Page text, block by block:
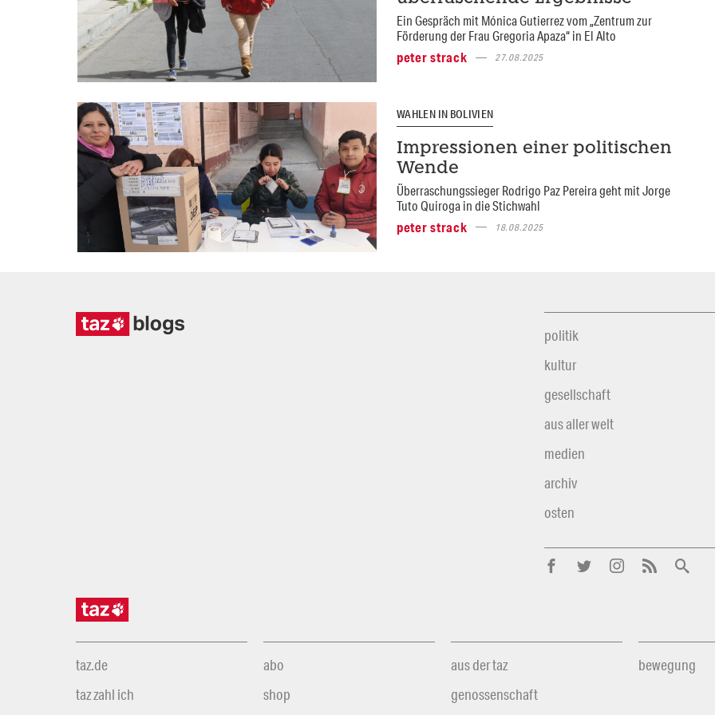
Ein Gespräch mit Mónica Gutierrez vom „Zentrum zur
Förderung der Frau Gregoria Apaza“ in El Alto
peter strack
27.08.2025
WAHLEN IN BOLIVIEN
Impressionen einer politischen
Wende
Überraschungssieger Rodrigo Paz Pereira geht mit Jorge
Tuto Quiroga in die Stichwahl
peter strack
18.08.2025
politik
kultur
gesellschaft
aus aller welt
medien
archiv
osten
taz.de
taz zahl ich
abo
shop
aus der taz
genossenschaft
bewegung